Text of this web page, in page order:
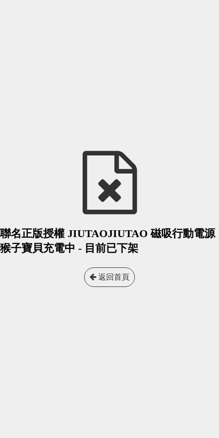
聯名正版授權 JIUTAOJIUTAO 磁吸行動電源
猴子寶貝充電中 - 目前已下架
返回首頁